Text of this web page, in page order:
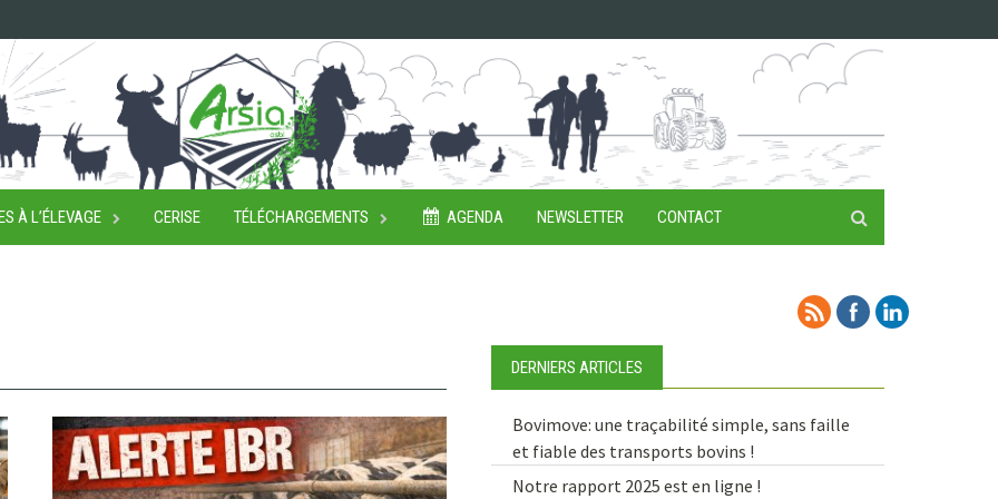
À L’ÉLEVAGE CERISE TÉLÉCHARGEMENTS AGENDA NEWSLETTER CONTACT
DERNIERS ARTICLES
Bovimove: une traçabilité simple, sans faille
et fiable des transports bovins !
Notre rapport 2025 est en ligne !